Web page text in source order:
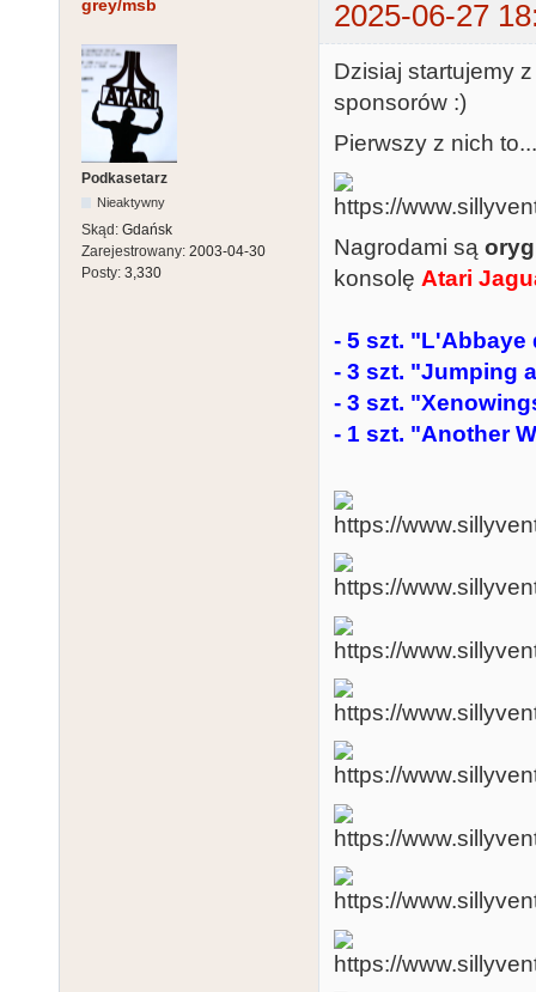
grey/msb 2025-06-27
Podkasetarz
Nieaktywny
Skąd: Gdańsk
Zarejestrowany: 2003-04-30
Posty: 3,330
Dzisiaj startujemy
sponsorów :)
Pierwszy z nich to...
Nagrodami są
konsolę Atari
- 5 szt. "L'Abbaye
- 3 szt. "Jumping
- 3 szt.
- 1 szt. "Another